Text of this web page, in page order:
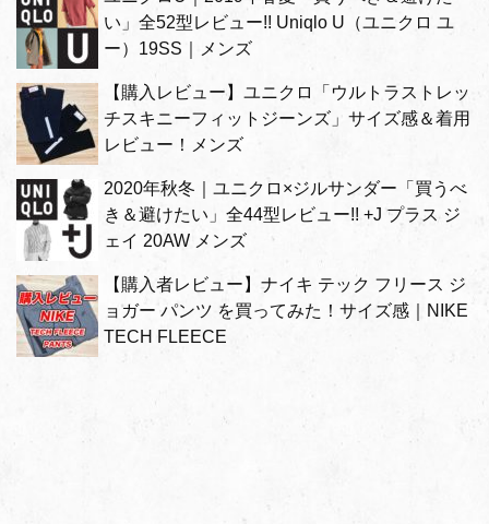
い」全52型レビュー!! Uniqlo U（ユニクロ ユ
ー）19SS｜メンズ
【購入レビュー】ユニクロ「ウルトラストレッ
チスキニーフィットジーンズ」サイズ感＆着用
レビュー！メンズ
2020年秋冬｜ユニクロ×ジルサンダー「買うべ
き＆避けたい」全44型レビュー!! +J プラス ジ
ェイ 20AW メンズ
【購入者レビュー】ナイキ テック フリース ジ
ョガー パンツ を買ってみた！サイズ感｜NIKE
TECH FLEECE